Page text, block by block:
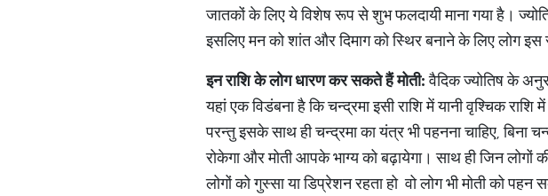
जातकों के लिए ये विशेष रूप से शुभ फलदायी माना गया है।
इसलिए मन को शांत और दिमाग को स्थिर बनाने के लिए लोग
इनराशिकेलोगधारणकरसकतेहैंमोती:वैदिक ज्योतिष के
यहां एक विडंबना है कि चन्द्रमा इसी राशि में यानी वृश्चिक राशि
परन्तु इसके साथ ही चन्द्रमा का यंत्र भी पहनना चाहिए, बिना
रोकेगा और मोती आपके भाग्य को बढ़ायेगा। साथ ही जिन लोगों
लोगों को गुस्सा या डिप्रेशन रहता हो वो लोग भी मोती को पहन